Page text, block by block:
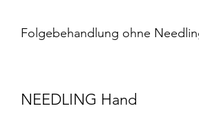
Folgebehandlung ohne
NEEDLING